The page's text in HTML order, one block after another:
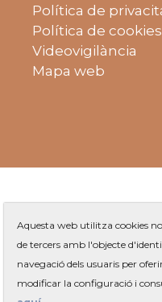
Política de
Política de cookies
Videovigilància
Mapa web
Plaça de
Aquesta web utilitza cookies
de tercers amb l'objecte
navegació dels usuaris per
modificar la configuració i